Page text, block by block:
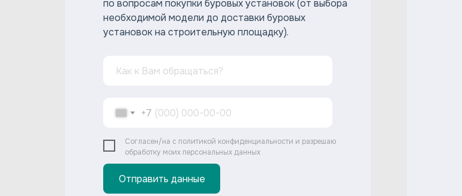
+7
Отправить данные
по вопросам покупки буровых установок (от выбора
необходимой модели до доставки буровых
установок на строительную площадку).
Согласен/на с политикой конфиденциальности и разрешаю
обработку моих персональных данных